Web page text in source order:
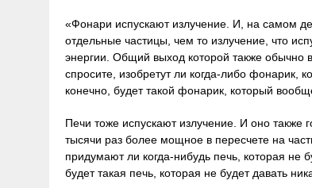
«Фонари испускают излучение. И, на самом
отдельные частицы, чем то излучение, что
энергии. Общий выход которой также обычно
спросите, изобретут ли когда-либо фонарик,
конечно, будет такой фонарик, который
Печи тоже испускают излучение. И оно
тысячи раз более мощное в пересчете на
придумают ли когда-нибудь печь, которая не
будет такая печь, которая не будет давать